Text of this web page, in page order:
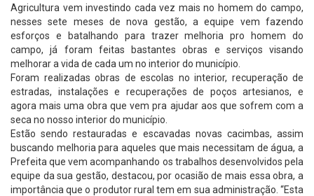
Agricultura vem investindo cada vez mais no homem do campo,
nesses sete meses de nova gestão, a equipe vem fazendo
esforços e batalhando para trazer melhoria pro homem do
campo, já foram feitas bastantes obras e serviços visando
melhorar a vida de cada um no interior do município.
Foram realizadas obras de escolas no interior, recuperação de
estradas, instalações e recuperações de poços artesianos, e
agora mais uma obra que vem pra ajudar aos que sofrem com a
seca no nosso interior do município.
Estão sendo restauradas e escavadas novas cacimbas, assim
buscando melhoria para aqueles que mais necessitam de água, a
Prefeita que vem acompanhando os trabalhos desenvolvidos pela
equipe da sua gestão, destacou, por ocasião de mais essa obra, a
importância que o produtor rural tem em sua administração. “Esta